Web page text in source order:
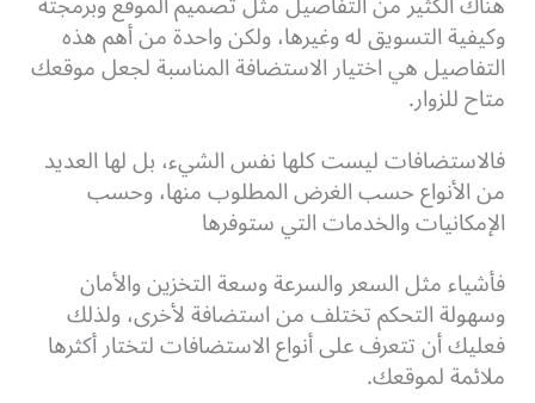
وكيفية التسويق له وغيرها، ولكن واحدة من أهم هذه
التفاصيل هي اختيار الاستضافة المناسبة لجعل موقعك
متاح للزوار.
فالاستضافات ليست كلها نفس الشيء، بل لها العديد
من الأنواع حسب الغرض المطلوب منها، وحسب
الإمكانيات والخدمات التي ستوفرها
فأشياء مثل السعر والسرعة وسعة التخزين والأمان
وسهولة التحكم تختلف من استضافة لأخرى، ولذلك
فعليك أن تتعرف على أنواع الاستضافات لتختار أكثرها
ملائمة لموقعك.